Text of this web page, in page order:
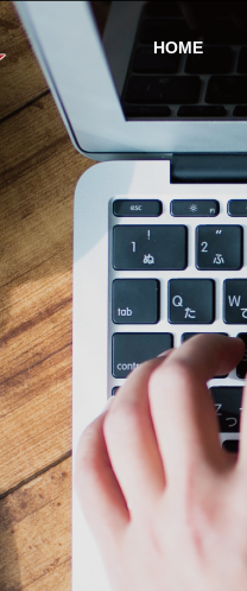
HOME
社長挨拶
Message
沿革
History
土木事業
弊社土木事業について